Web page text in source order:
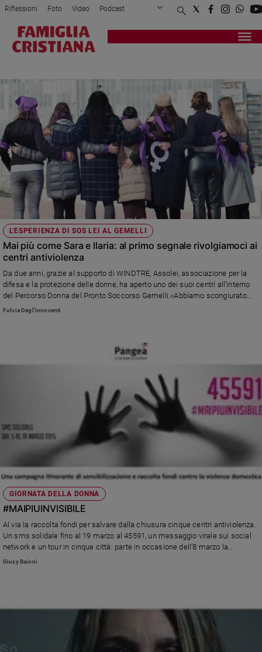
Attualità
Mondo
Economia
e
giustizia
Sport
Interviste
Papa
Papa
Chiesa
Chiesa
Fede
giorno
giorno
Società
e
valori
Ambiente
e
Riflessioni Foto Video Podcast
Privacy Policy Chi siamo
Registrati Redazione
L'ESPERIENZA DI SOS LEI AL GEMELLI
Mai più come Sara e Ilaria: al primo segnale rivolgiamoci ai
centri antiviolenza
Da due anni, grazie al supporto di WINDTRE, Assolei, associazione per la
difesa e la protezione delle donne, ha aperto uno dei suoi centri all’interno
del Percorso Donna del Pronto Soccorso Gemelli.«Abbiamo scongiurato
una tragedia per 133 donne», dichiara la presidente Dalila Novelli,
Fulvia Degl'Innocenti
GIORNATA DELLA DONNA
#MAIPIUINVISIBILE
Al via la raccolta fondi per salvare dalla chiusura cinque centri antiviolenza.
Un sms solidale fino al 19 marzo al 45591, un messaggio virale sui social
network e un tour in cinque città: parte in occasione dell’8 marzo la
campagna di Fondazione Pangea.
Giusy Baioni